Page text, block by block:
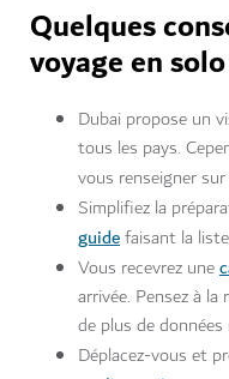
Quelques
voyage en
Dubai propose un
tous les pays.
vous renseigner
Simplifiez la
guidefaisant la
Vous recevrez une
arrivée. Pensez à
de plus de données
Déplacez-vous et